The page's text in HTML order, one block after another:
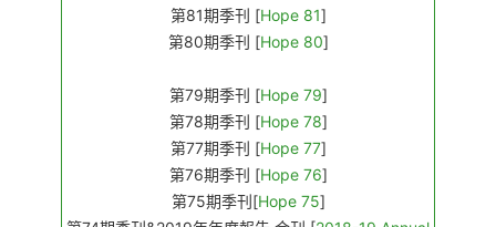
第81期季刊 [Hope 81]
第80期季刊 [Hope 80]
第79期季刊 [Hope 79]
第78期季刊 [Hope 78]
第77期季刊 [Hope 77]
第76期季刊 [Hope 76]
第75期季刊[Hope 75]